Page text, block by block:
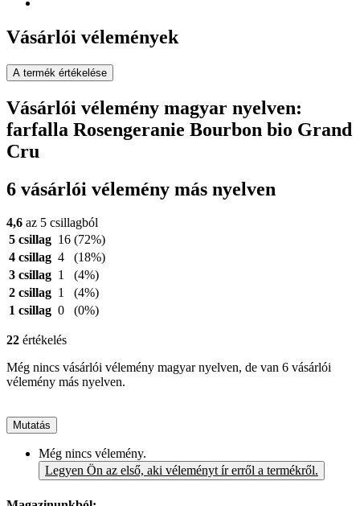
Vásárlói vélemények
A termék értékelése
Vásárlói vélemény magyar nyelven:
farfalla Rosengeranie Bourbon bio Grand
Cru
6 vásárlói vélemény más nyelven
4,6 az 5 csillagból
5 csillag 16 (72%)
4 csillag 4
(18%)
3 csillag 1
(4%)
2 csillag 1
(4%)
1 csillag 0 (0%)
22 értékelés
Még nincs vásárlói vélemény magyar nyelven, de van 6 vásárlói
vélemény más nyelven.
Mutatás
Még nincs vélemény.
Legyen Ön az első, aki véleményt ír erről a termékről.